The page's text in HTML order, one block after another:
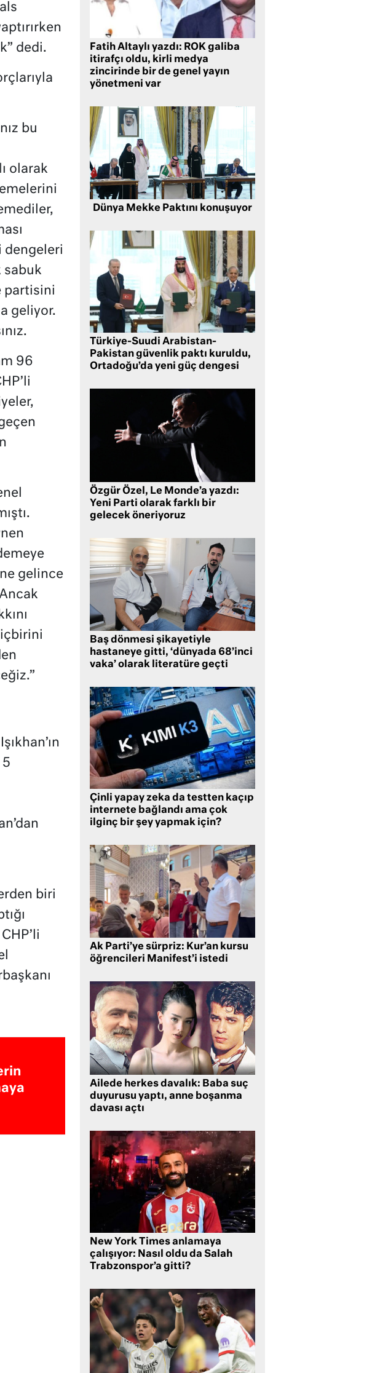
dedi.
bu
olarak
dengeleri
sabuk
partisini
geliyor.
96
gelince
5
biri
Fatih Altaylı yazdı: ROK galiba
itirafçı oldu, kirli medya
zincirinde bir de genel yayın
yönetmeni var
Dünya Mekke Paktını konuşuyor
Türkiye-Suudi Arabistan-
Pakistan güvenlik paktı kuruldu,
Ortadoğu’da yeni güç dengesi
Özgür Özel, Le Monde’a yazdı:
Yeni Parti olarak farklı bir
gelecek öneriyoruz
Baş dönmesi şikayetiyle
hastaneye gitti, ‘dünyada 68’inci
vaka’ olarak literatüre geçti
Çinli yapay zeka da testten kaçıp
internete bağlandı ama çok
ilginç bir şey yapmak için?
Ak Parti’ye sürpriz: Kur’an kursu
öğrencileri Manifest’i istedi
Ailede herkes davalık: Baba suç
duyurusu yaptı, anne boşanma
davası açtı
New York Times anlamaya
çalışıyor: Nasıl oldu da Salah
Trabzonspor’a gitti?